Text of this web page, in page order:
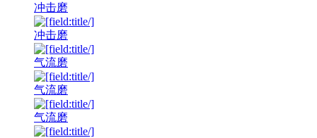
冲击磨
冲击磨
气流磨
气流磨
气流磨